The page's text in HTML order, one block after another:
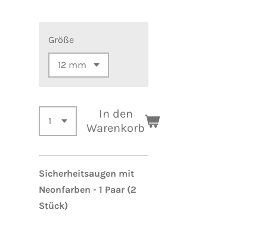
Größe
In den
Warenkorb
Sicherheitsaugen mit
Neonfarben - 1 Paar (2
Stück)